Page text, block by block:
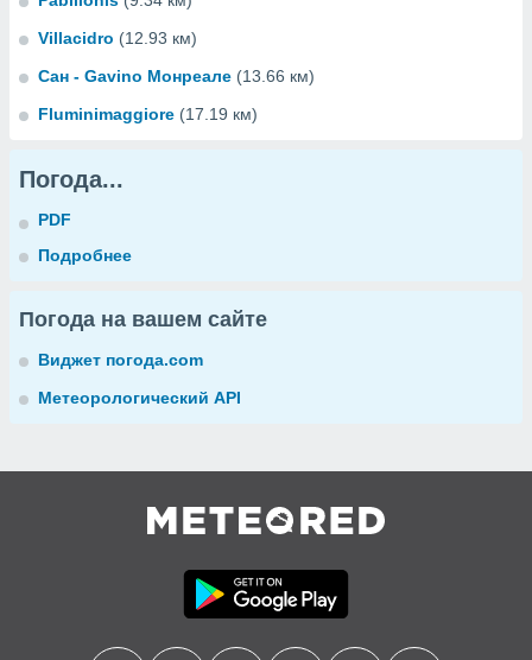
Villacidro (12.93 км)
Сан - Gavino Монреале (13.66 км)
Fluminimaggiore (17.19 км)
Погода...
PDF
Подробнее
Погода на вашем сайте
Виджет погода.com
Метеорологический API